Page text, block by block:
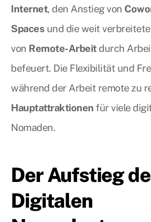
Internet, den Anstieg von
Spaces und die weit
von Remote-Arbeitdurch
befeuert. Die Flexibilität und
während der Arbeit remote zu
Hauptattraktionen für viele
Nomaden.
Der Aufstieg
Digitalen